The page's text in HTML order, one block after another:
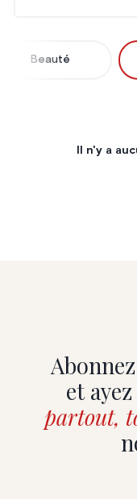
Beauté
Il n'y a
et
partout,